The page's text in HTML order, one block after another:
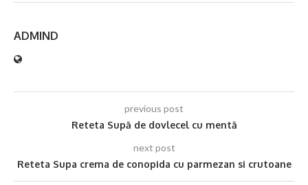
ADMIND
previous post
Reteta Supă de dovlecel cu mentă
next post
Reteta Supa crema de conopida cu parmezan si crutoane